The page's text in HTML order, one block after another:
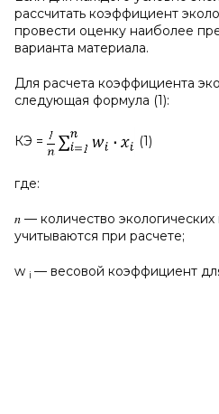
рассчитать коэффициент
провести оценку наиболее
варианта материала.
Для расчета коэффициента
следующая формула (1):
КЭ = (1)
где:
𝑛 — количество
учитываются при расчете;
w i — весовой коэффициент